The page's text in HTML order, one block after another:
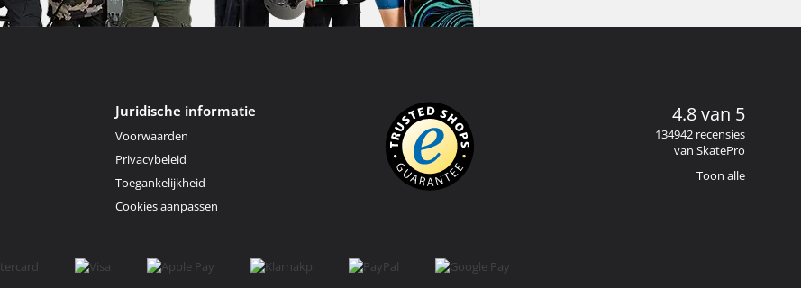
Juridische informatie
Voorwaarden
Privacybeleid
Toegankelijkheid
Cookies aanpassen
4.8 van 5
134942 recensies
van SkatePro
Toon alle